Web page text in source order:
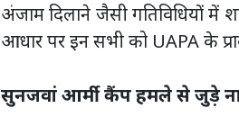
अंजाम दिलाने जैसी गतिविधियों में
आधार पर इन सभी को UAPA के
सुनजवां आर्मी कैंप हमले से जुड़े